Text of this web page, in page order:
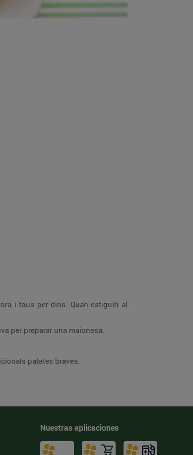
i tous per dins. Quan estiguin al
per preparar una maionesa.
patates braves.
Nuestras aplicaciones